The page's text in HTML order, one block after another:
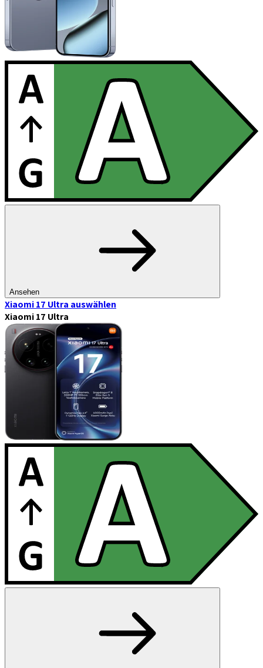
Ansehen
Xiaomi 17 Ultra auswählen
Xiaomi 17 Ultra